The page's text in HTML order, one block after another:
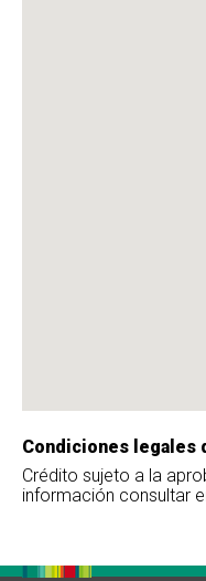
Condiciones legales
Crédito sujeto a la
información consultar